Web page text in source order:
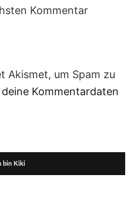
Kommentar
Akismet, um Spam zu
Kommentardaten
bin Kiki